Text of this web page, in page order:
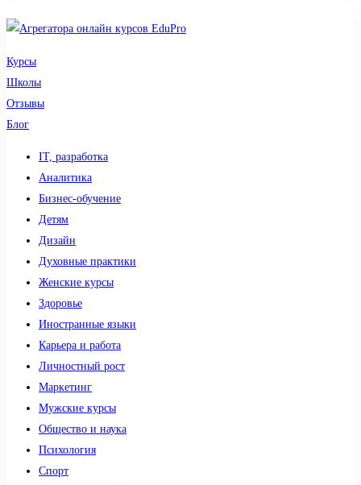
Курсы
Школы
Отзывы
Блог
IT, разработка
Аналитика
Бизнес-обучение
Детям
Дизайн
Духовные практики
Женские курсы
Здоровье
Иностранные языки
Карьера и работа
Личностный рост
Маркетинг
Мужские курсы
Общество и наука
Психология
Спорт